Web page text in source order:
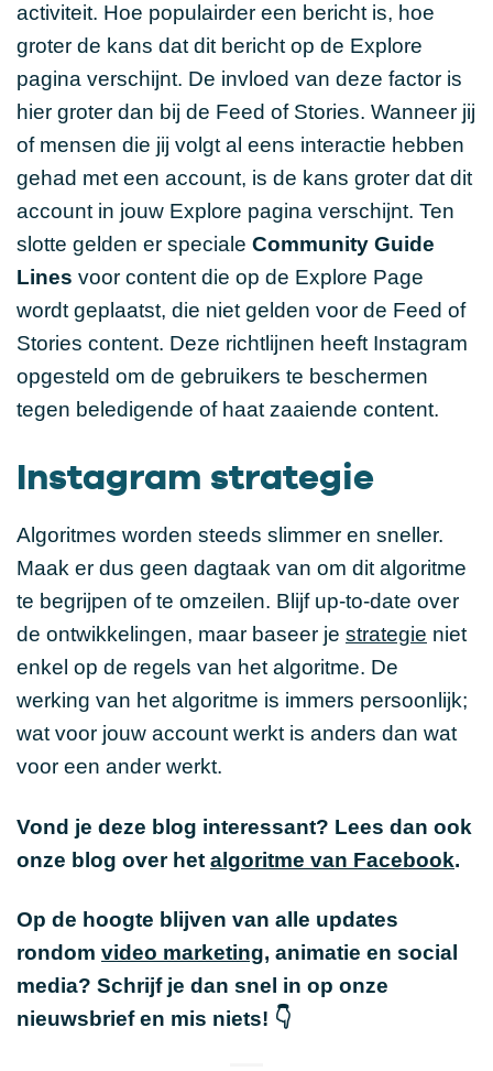
activiteit. Hoe populairder een bericht is, hoe
groter de kans dat dit bericht op de Explore
pagina verschijnt. De invloed van deze factor is
hier groter dan bij de Feed of Stories. Wanneer jij
of mensen die jij volgt al eens interactie hebben
gehad met een account, is de kans groter dat dit
account in jouw Explore pagina verschijnt. Ten
slotte gelden er speciale Community Guide
Lines voor content die op de Explore Page
wordt geplaatst, die niet gelden voor de Feed of
Stories content. Deze richtlijnen heeft Instagram
opgesteld om de gebruikers te beschermen
tegen beledigende of haat zaaiende content.
Instagram strategie
Algoritmes worden steeds slimmer en sneller.
Maak er dus geen dagtaak van om dit algoritme
te begrijpen of te omzeilen. Blijf up-to-date over
de ontwikkelingen, maar baseer je strategie niet
enkel op de regels van het algoritme. De
werking van het algoritme is immers persoonlijk;
wat voor jouw account werkt is anders dan wat
voor een ander werkt.
Vond je deze blog interessant? Lees dan ook
onze blog over het algoritme van Facebook.
Op de hoogte blijven van alle updates
rondom video marketing, animatie en social
media? Schrijf je dan snel in op onze
nieuwsbrief en mis niets! 👇